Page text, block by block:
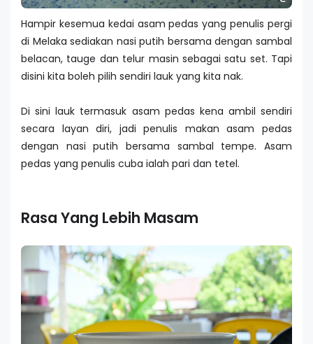
Hampir kesemua kedai asam pedas yang penulis pergi
di Melaka sediakan nasi putih bersama dengan sambal
belacan, tauge dan telur masin sebagai satu set. Tapi
disini kita boleh pilih sendiri lauk yang kita nak.
Di sini lauk termasuk asam pedas kena ambil sendiri
secara layan diri, jadi penulis makan asam pedas
dengan nasi putih bersama sambal tempe. Asam
pedas yang penulis cuba ialah pari dan tetel.
Rasa Yang Lebih Masam